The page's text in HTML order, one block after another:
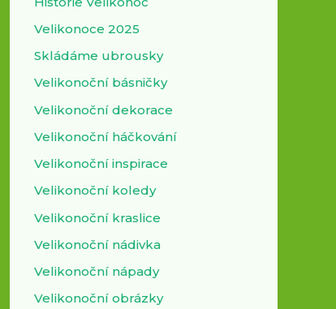
Velikonoce 2025
Skládáme ubrousky
Velikonoční básničky
Velikonoční dekorace
Velikonoční háčkování
Velikonoční inspirace
Velikonoční koledy
Velikonoční kraslice
Velikonoční nádivka
Velikonoční nápady
Velikonoční obrázky